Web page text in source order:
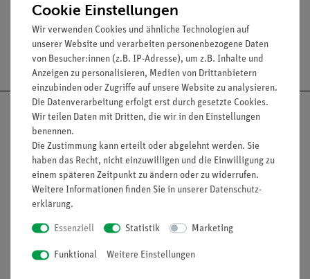
Versandkostenfrei ab 300,- €
Nach oben
Informationen Service
Cookie Einstellungen
Wir verwenden Cookies und ähnliche Technologien auf
unserer Website und verarbeiten personenbezogene Daten
von Besucher:innen (z.B. IP-Adresse), um z.B. Inhalte und
Anzeigen zu personalisieren, Medien von Drittanbietern
einzubinden oder Zugriffe auf unsere Website zu analysieren.
Die Datenverarbeitung erfolgt erst durch gesetzte Cookies.
Wir teilen Daten mit Dritten, die wir in den Einstellungen
benennen.
Die Zustimmung kann erteilt oder abgelehnt werden. Sie
haben das Recht, nicht einzuwilligen und die Einwilligung zu
einem späteren Zeitpunkt zu ändern oder zu widerrufen.
Weitere Informationen finden Sie in unserer Daten­schutz­
erklärung.
Essenziell Statistik Marketing
Funktional Weitere Einstellungen